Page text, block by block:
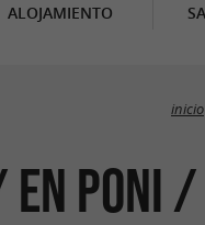
ALOJAMIENTO
inicio
en poni